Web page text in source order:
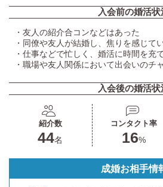
入会前の婚活状
・友人の紹介合コンなどはあった
・同僚や友人が結婚し、焦りを感じて
・仕事などで忙しく、婚活に時間を充
・職場や友人関係において出会いのチ
入会後の婚活状
紹介数
44名
コンタクト率
16%
成婚お相手情